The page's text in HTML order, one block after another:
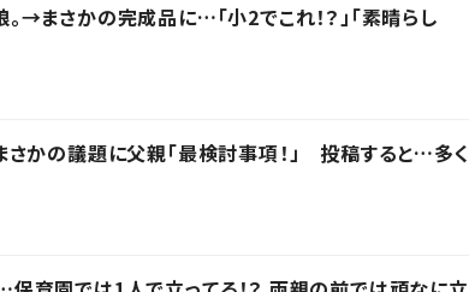
→まさかの完成品に…「小2でこれ！？」「素晴らし
さかの議題に父親「最検討事項！」 投稿すると…多く